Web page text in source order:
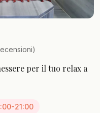
per il tuo relax a
21:00